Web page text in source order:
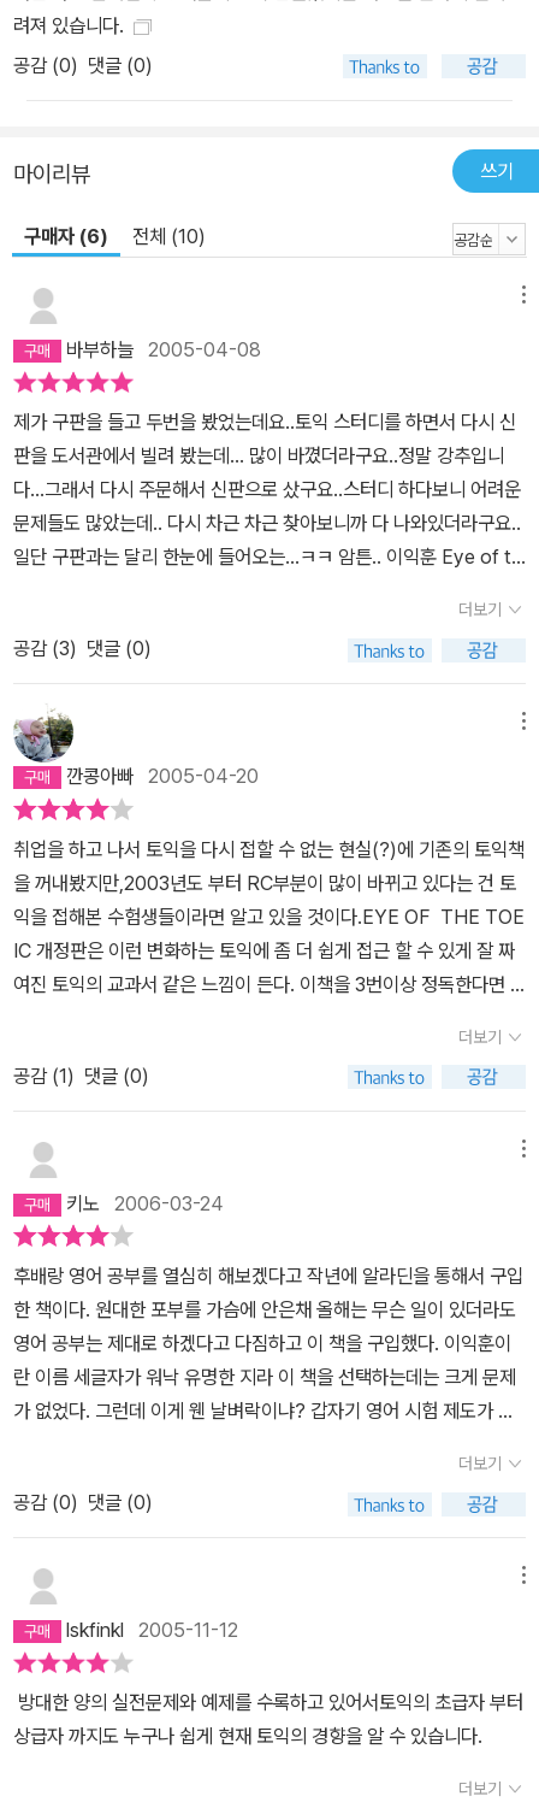
려져 있습니다.
공감 (0) 댓글 (0)
마이리뷰 쓰기
구매자 (6) 전체 (10)
바부하늘 2005-04-08
제가 구판을 들고 두번을 봤었는데요..토익 스터디를 하면서 다시 신
판을 도서관에서 빌려 봤는데... 많이 바꼈더라구요..정말 강추입니
다...그래서 다시 주문해서 신판으로 샀구요..스터디 하다보니 어려운
문제들도 많았는데.. 다시 차근 차근 찾아보니까 다 나와있더라구요..
일단 구판과는 달리 한눈에 들어오는...ㅋㅋ 암튼.. 이익훈 Eye of th
더보기
공감 (3) 댓글 (0)
깐콩아빠 2005-04-20
취업을 하고 나서 토익을 다시 접할 수 없는 현실(?)에 기존의 토익책
을 꺼내봤지만,2003년도 부터 RC부분이 많이 바뀌고 있다는 건 토
익을 접해본 수험생들이라면 알고 있을 것이다.EYE OF THE TOE
IC 개정판은 이런 변화하는 토익에 좀 더 쉽게 접근 할 수 있게 잘 짜
여진 토익의 교과서 같은 느낌이 든다. 이책을 3번이상 정독한다면
개인적으로 권하고 싶지 않다.많은 문제와 뚜껍은 책. 빈출어휘들을
총괄하여 편찬하여 다소 딱딱한 느낌이 든다.초판도 그랬지만서
도... (VOCA 문법. 실전 문제를 섞어 놓은 책이여서 이 한권으로도
충분하지만...)토익 탈출 그날까지 EYE와 함께^^
더보기
공감 (1) 댓글 (0)
키노 2006-03-24
후배랑 영어 공부를 열심히 해보겠다고 작년에 알라딘을 통해서 구입
한 책이다. 원대한 포부를 가슴에 안은채 올해는 무슨 일이 있더라도
영어 공부는 제대로 하겠다고 다짐하고 이 책을 구입했다. 이익훈이
란 이름 세글자가 워낙 유명한 지라 이 책을 선택하는데는 크게 문제
가 없었다. 그런데 이게 웬 날벼락이냐? 갑자기 영어 시험 제도가 바
지만 시험제도가 바뀐다는 소식을 접하니 공부할 마음이 반감한다.
아!!! 다시 회화로 돌아서야 하나^^ 사람이 이렇게 시류에 영합하면 안
되는데...이 책에 대해서는 이러쿵 저러쿵 이야기 할 필요가 없을 정도
로 많은 분들이 애독하시며 열공을 불태우는 책이다. 한 가지 단점이
걸 다보나 싶다. 물론 이 단점이 이 책이 가지는 가장 큰 장점이기도
하다. 그만큼 이 책 한권만 있으면 특별한 일없으면 왠만한 문제 유형
은 거의 커버가 된다고 보아도 무방할 정도니 말이다.여하튼 바뀌는
시험제도로 인해 잠시 주춤하였지만 공부야 늙어 죽을때까지 해야하
는 법이라고 조상님들이 말하셨듯이 꽁수부리지 말고 정도를 택하는
더보기
공감 (0) 댓글 (0)
lskfinkl 2005-11-12
방대한 양의 실전문제와 예제를 수록하고 있어서토익의 초급자 부터
상급자 까지도 누구나 쉽게 현재 토익의 경향을 알 수 있습니다.
더보기